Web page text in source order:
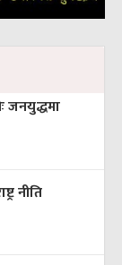
जनयुद्धमा
नीति